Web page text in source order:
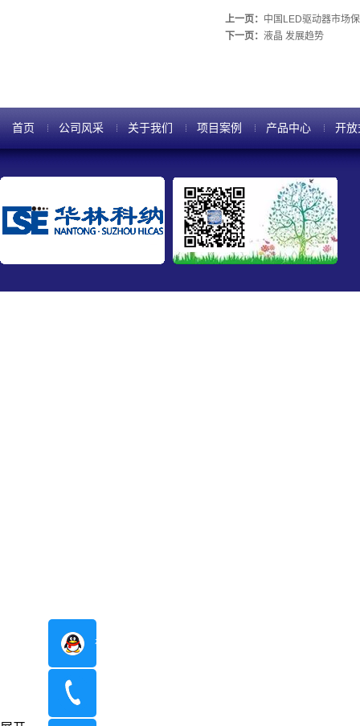
上一页： 中国LED驱动器市场
下一页： 液晶 发展趋势
首页 公司风采 关于我们 项目案例 产品中心 开放
在线咨询